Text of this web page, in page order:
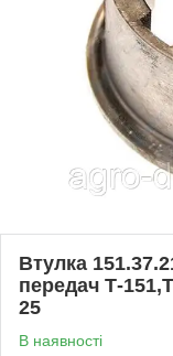
Втулка
передач Т-
25
В наявності